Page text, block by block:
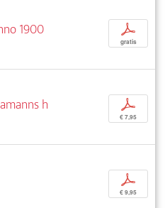
1900
p
gratis
h
p
€ 7,95
p
€ 9,95